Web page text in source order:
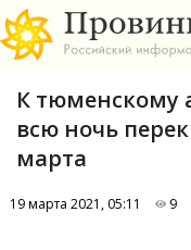
К тюменскому
всю ночь
марта
19 марта 2021, 05:11 9